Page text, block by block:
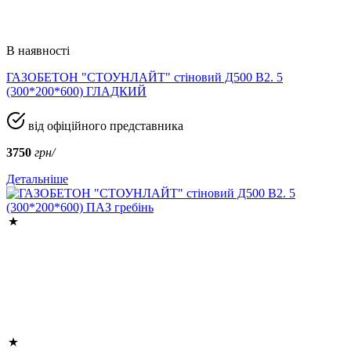
В наявності
ГАЗОБЕТОН "СТОУНЛАЙТ" стіновий Д500 В2. 5
(300*200*600) ГЛАДКИЙ
від офіційного представника
3750 грн/
Детальніше